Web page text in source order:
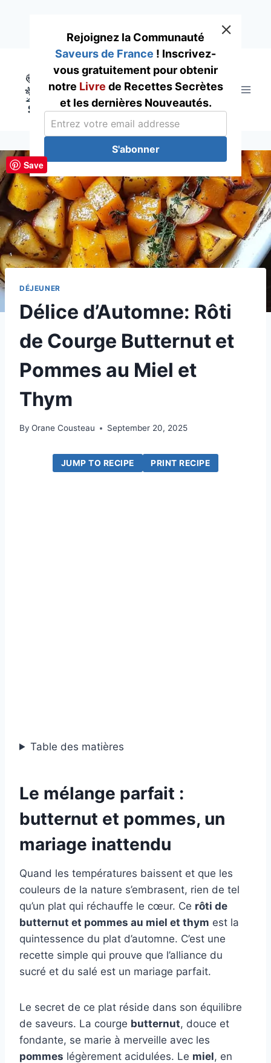
content
DÉJEUNER
Délice d’Automne: Rôti
de Courge Butternut et
Pommes au Miel et
Thym
By Orane Cousteau September 20, 2025
JUMP TO RECIPE PRINT RECIPE
Table des matières
Le mélange parfait :
butternut et pommes, un
mariage inattendu
Quand les températures baissent et que les
couleurs de la nature s’embrasent, rien de tel
qu’un plat qui réchauffe le cœur. Ce rôti de
butternut et pommes au miel et thym est la
quintessence du plat d’automne. C’est une
recette simple qui prouve que l’alliance du
sucré et du salé est un mariage parfait.
Le secret de ce plat réside dans son équilibre
de saveurs. La courge butternut, douce et
fondante, se marie à merveille avec les
pommes légèrement acidulées. Le miel, en
Rejoignez la Communauté
Saveurs de France ! Inscrivez-
vous gratuitement pour obtenir
notre Livre de Recettes Secrètes
et les dernières Nouveautés.
S'abonner
Save